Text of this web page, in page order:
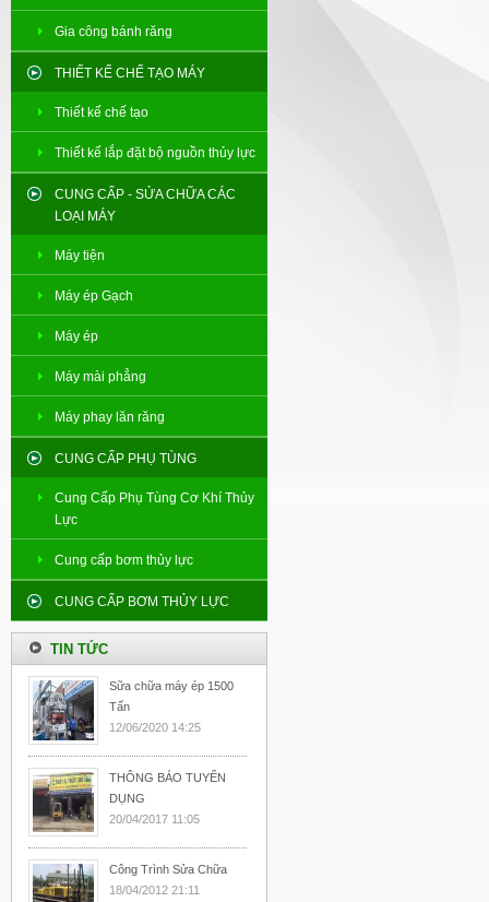
Gia công bánh răng
THIẾT KẾ CHẾ TẠO MÁY
Thiết kế chế tạo
Thiết kế lắp đặt bộ nguồn thủy lực
CUNG CẤP - SỬA CHỮA CÁC
LOẠI MÁY
Máy tiện
Máy ép Gạch
Máy ép
Máy mài phẳng
Máy phay lăn răng
CUNG CẤP PHỤ TÙNG
Cung Cấp Phụ Tùng Cơ Khí Thủy
Lực
Cung cấp bơm thủy lực
CUNG CẤP BƠM THỦY LỰC
TIN TỨC
Sữa chữa máy ép 1500
Tấn
12/06/2020 14:25
THÔNG BÁO TUYỂN
DỤNG
20/04/2017 11:05
Công Trình Sửa Chữa
18/04/2012 21:11